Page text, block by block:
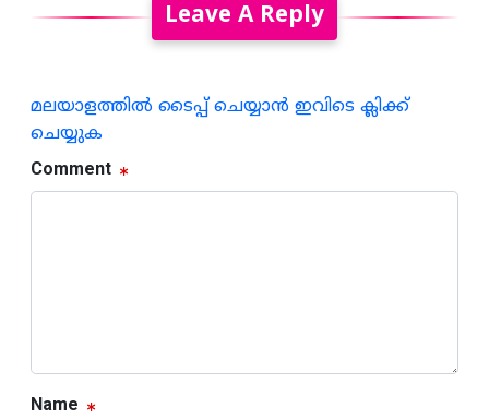
Leave A Reply
മലയാളത്തില്‍ ടൈപ്പ് ചെയ്യാന്‍ ഇവിടെ ക്ലിക്ക്
ചെയ്യുക
Comment
Name